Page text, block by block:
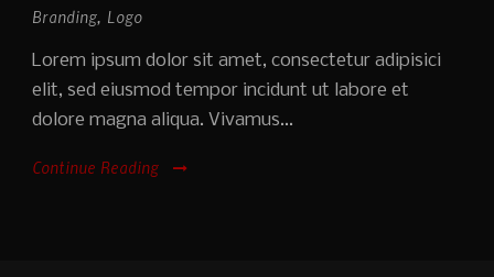
Branding, Logo
Lorem ipsum dolor sit amet, consectetur adipisici
elit, sed eiusmod tempor incidunt ut labore et
dolore magna aliqua. Vivamus...
Continue Reading